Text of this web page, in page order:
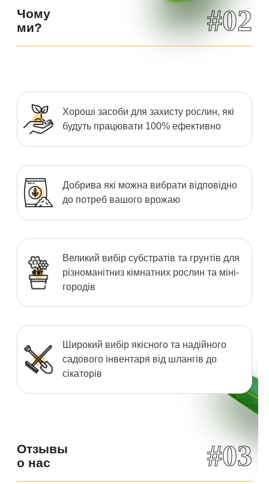
Чому
ми?
#02
Хороші засоби для захисту рослин, які
будуть працювати 100% ефективно
Добрива які можна вибрати відповідно
до потреб вашого врожаю
Великий вибір субстратів та грунтів для
різноманітниз кімнатних рослин та міні-
городів
Широкий вибір якісного та надійного
садового інвентаря від шлангів до
сікаторів
Отзывы
о нас
#03